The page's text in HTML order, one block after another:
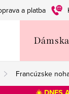
a platba
Francúzske